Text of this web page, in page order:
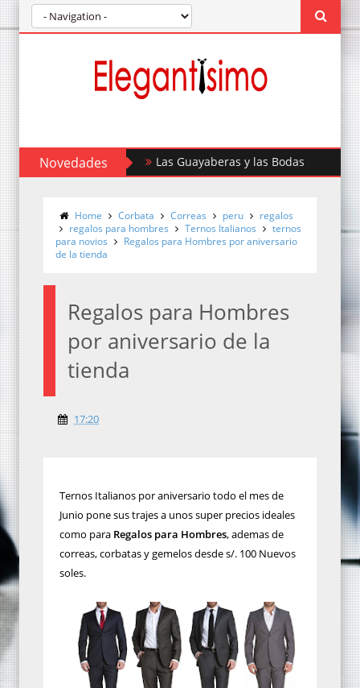
Novedades Como combinar un traje blanco
Home Corbata Correas peru
regalos
regalos para hombres
Ternos Italianos
ternos
para novios
Regalos para Hombres por aniversario
de la tienda
Regalos para Hombres
por aniversario de la
tienda
17:20
Ternos Italianos por aniversario todo el mes de
Junio pone sus trajes a unos super precios ideales
como para Regalos para Hombres, ademas de
correas, corbatas y gemelos desde s/. 100 Nuevos
soles.